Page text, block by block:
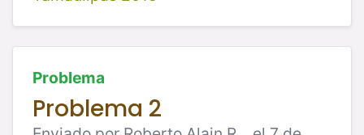
Problema
Problema 2